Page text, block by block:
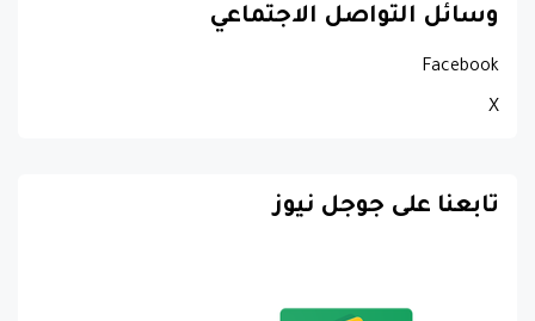
وسائل التواصل الاجتماعي
Facebook
X
تابعنا على جوجل نيوز